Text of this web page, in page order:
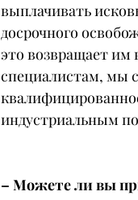
выплачивать
досрочного
это возвращает им
специалистам, мы
индустриальным
– Можете ли вы